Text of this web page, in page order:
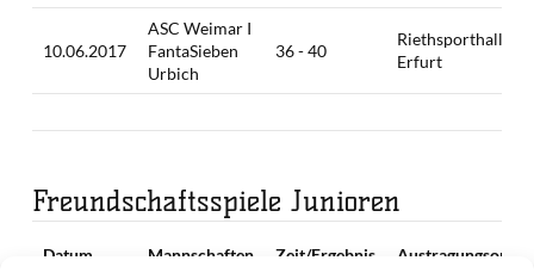
10.06.2017
ASC Weimar I
FantaSieben
Urbich
36 - 40
Riethsporthalle,
Erfurt
Freundschaftsspiele Junioren
Datum Mannschaften Zeit/Ergebnis Austragungsort